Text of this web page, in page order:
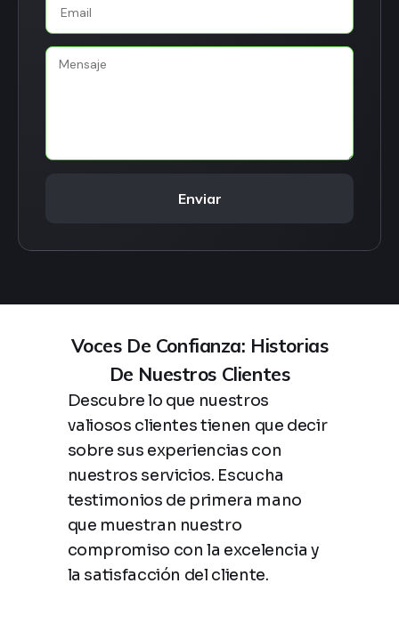
Enviar
Voces De Confianza: Historias
De Nuestros Clientes
Descubre lo que nuestros
valiosos clientes tienen que decir
sobre sus experiencias con
nuestros servicios. Escucha
testimonios de primera mano
que muestran nuestro
compromiso con la excelencia y
la satisfacción del cliente.